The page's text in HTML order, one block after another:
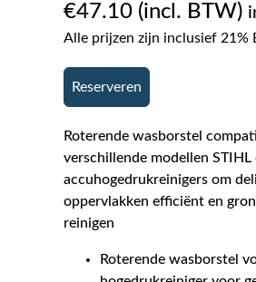
€47.10
Alle prijzen zijn inclusief 21%
Reserveren
Roterende wasborstel
verschillende modellen STIHL
accuhogedrukreinigers om
oppervlakken efficiënt en
reinigen
Roterende wasborstel